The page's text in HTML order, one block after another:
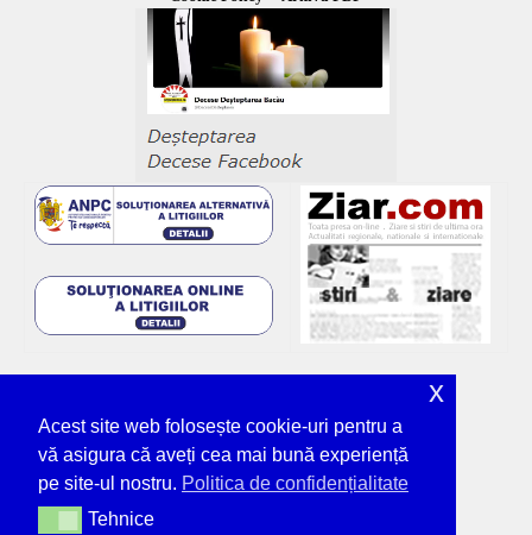
Acest site web folosește cookie-uri pentru a
vă asigura că aveți cea mai bună experiență
pe site-ul nostru. Politica de confidențialitate
TehniceTehnice
x